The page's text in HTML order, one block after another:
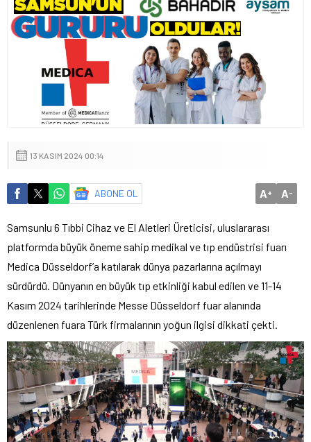
13 KASIM 2024 00:14
ABONE OL A+ A-
Samsunlu 6 Tıbbi Cihaz ve El Aletleri Üreticisi, uluslararası
platformda büyük öneme sahip medikal ve tıp endüstrisi fuarı
Medica Düsseldorf’a katılarak dünya pazarlarına açılmayı
sürdürdü. Dünyanın en büyük tıp etkinliği kabul edilen ve 11-14
Kasım 2024 tarihlerinde Messe Düsseldorf fuar alanında
düzenlenen fuara Türk firmalarının yoğun ilgisi dikkati çekti.